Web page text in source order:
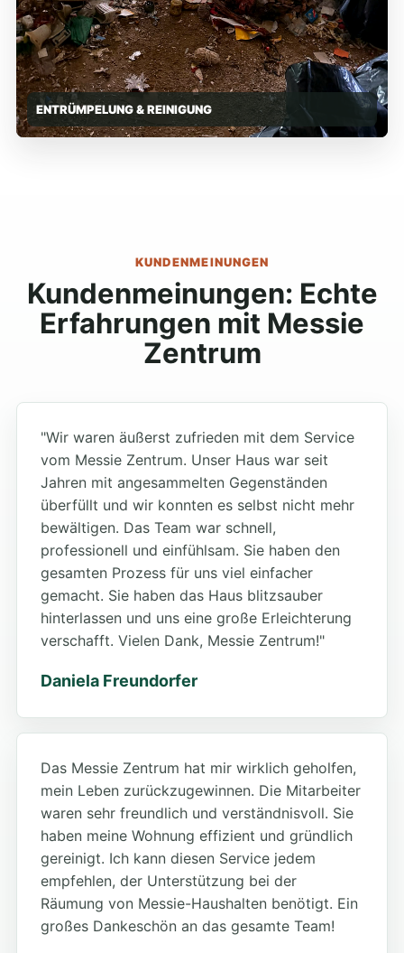
ENTRÜMPELUNG & REINIGUNG
KUNDENMEINUNGEN
Kundenmeinungen: Echte
Erfahrungen mit Messie
Zentrum
"Wir waren äußerst zufrieden mit dem Service
vom Messie Zentrum. Unser Haus war seit
Jahren mit angesammelten Gegenständen
überfüllt und wir konnten es selbst nicht mehr
bewältigen. Das Team war schnell,
professionell und einfühlsam. Sie haben den
gesamten Prozess für uns viel einfacher
gemacht. Sie haben das Haus blitzsauber
hinterlassen und uns eine große Erleichterung
verschafft. Vielen Dank, Messie Zentrum!"
Daniela Freundorfer
Das Messie Zentrum hat mir wirklich geholfen,
mein Leben zurückzugewinnen. Die Mitarbeiter
waren sehr freundlich und verständnisvoll. Sie
haben meine Wohnung effizient und gründlich
gereinigt. Ich kann diesen Service jedem
empfehlen, der Unterstützung bei der
Räumung von Messie-Haushalten benötigt. Ein
großes Dankeschön an das gesamte Team!